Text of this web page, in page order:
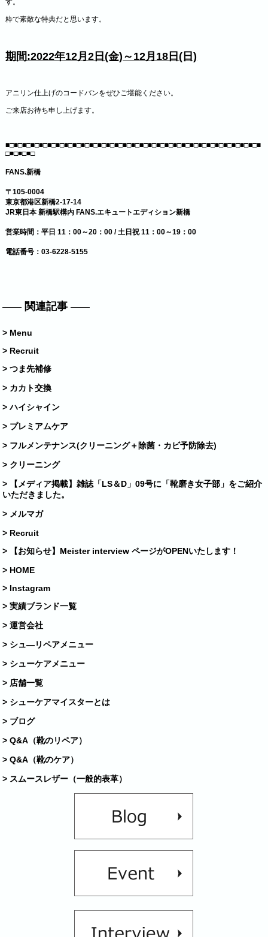
す。
粋で素敵な特典だと思います。
期間:2022年12月2日(金)～12月18日(日)
アニリン仕上げのコードバンをぜひご堪能ください。
ご来店お待ち申し上げます。
■□■□■□■□■□■□■□■□■□■□■□■□■□■□■□■□■□■□■□■□■□■□■□■□■□■□■□■□■□■□■
□■□■□■□
FANS.新橋
〒105-0004
東京都港区新橋2-17-14
JR東日本 新橋駅構内 FANS.エキュートエディション新橋
営業時間：平日 11：00～20：00 / 土日祝 11：00～19：00
電話番号：03-6228-5155
関連記事
> Menu
> Recruit
> つま先補修
> カカト交換
> ハイシャイン
> プレミアムケア
> フルメンテナンス(クリーニング＋除菌・カビ予防除去)
> クリーニング
> 【メディア掲載】雑誌「LS＆D」09号に「靴磨き女子部」をご紹介
いただきました。
> メルマガ
> Recruit
> 【お知らせ】Meister interview ページがOPENいたします！
> HOME
> Instagram
> 実績ブランド一覧
> 運営会社
> シュ―リペアメニュー
> シューケアメニュー
> 店舗一覧
> シューケアマイスターとは
> ブログ
> Q&A（靴のリペア）
> Q&A（靴のケア）
> スムースレザー（一般的表革）